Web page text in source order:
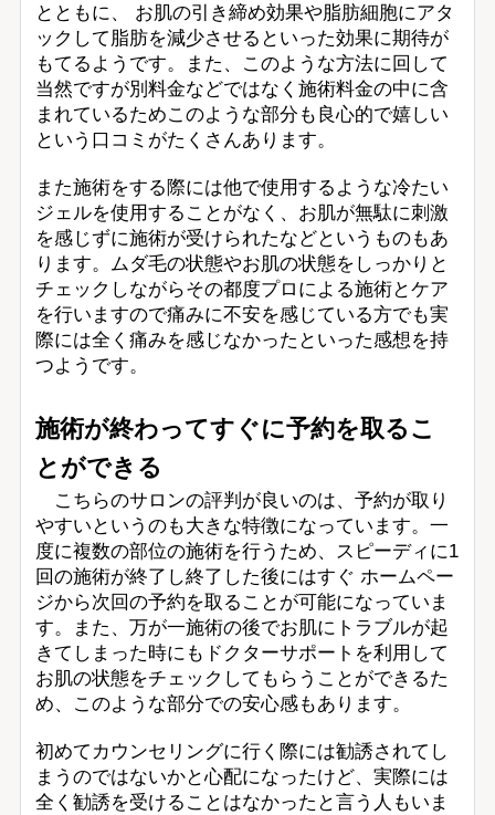
とともに、 お肌の引き締め効果や脂肪細胞にアタ
ックして脂肪を減少させるといった効果に期待が
もてるようです。また、このような方法に回して
当然ですが別料金などではなく施術料金の中に含
まれているためこのような部分も良心的で嬉しい
という口コミがたくさんあります。
また施術をする際には他で使用するような冷たい
ジェルを使用することがなく、お肌が無駄に刺激
を感じずに施術が受けられたなどというものもあ
ります。ムダ毛の状態やお肌の状態をしっかりと
チェックしながらその都度プロによる施術とケア
を行いますので痛みに不安を感じている方でも実
際には全く痛みを感じなかったといった感想を持
つようです。
施術が終わってすぐに予約を取るこ
とができる
こちらのサロンの評判が良いのは、予約が取り
やすいというのも大きな特徴になっています。一
度に複数の部位の施術を行うため、スピーディに1
回の施術が終了し終了した後にはすぐ ホームペー
ジから次回の予約を取ることが可能になっていま
す。また、万が一施術の後でお肌にトラブルが起
きてしまった時にもドクターサポートを利用して
お肌の状態をチェックしてもらうことができるた
め、このような部分での安心感もあります。
初めてカウンセリングに行く際には勧誘されてし
まうのではないかと心配になったけど、実際には
全く勧誘を受けることはなかったと言う人もいま